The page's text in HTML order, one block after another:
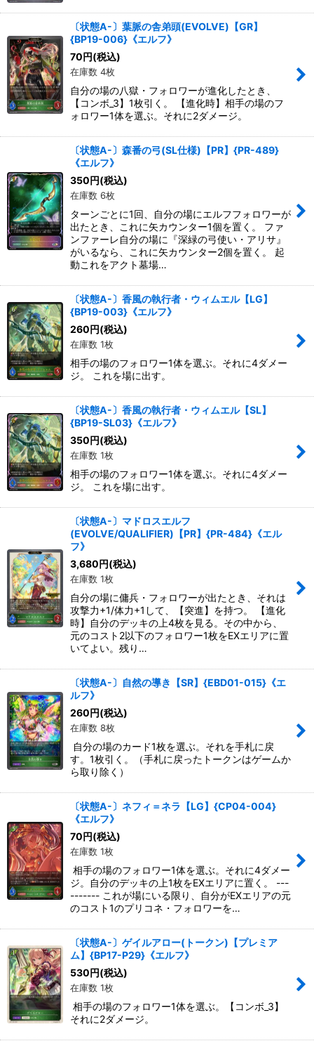
〔状態A-〕葉脈の舎弟頭(EVOLVE)【GR】
{BP19-006}《エルフ》
70円(税込)
在庫数 4枚
自分の場の八獄・フォロワーが進化したとき、
【コンボ_3】1枚引く。 【進化時】相手の場のフ
ォロワー1体を選ぶ。それに2ダメージ。
〔状態A-〕森番の弓(SL仕様)【PR】{PR-489}
《エルフ》
350円(税込)
在庫数 6枚
ターンごとに1回、自分の場にエルフフォロワーが
出たとき、これに矢カウンター1個を置く。 ファ
ンファーレ自分の場に『深緑の弓使い・アリサ』
がいるなら、これに矢カウンター2個を置く。 起
動これをアクト墓場…
〔状態A-〕香風の執行者・ウィムエル【LG】
{BP19-003}《エルフ》
260円(税込)
在庫数 1枚
相手の場のフォロワー1体を選ぶ。それに4ダメー
ジ。 これを場に出す。
〔状態A-〕香風の執行者・ウィムエル【SL】
{BP19-SL03}《エルフ》
350円(税込)
在庫数 1枚
相手の場のフォロワー1体を選ぶ。それに4ダメー
ジ。 これを場に出す。
〔状態A-〕マドロスエルフ
(EVOLVE/QUALIFIER)【PR】{PR-484}《エル
フ》
3,680円(税込)
在庫数 1枚
自分の場に傭兵・フォロワーが出たとき、それは
攻撃力+1/体力+1して、【突進】を持つ。 【進化
時】自分のデッキの上4枚を見る。その中から、
元のコスト2以下のフォロワー1枚をEXエリアに置
いてよい。残り…
〔状態A-〕自然の導き【SR】{EBD01-015}《エ
ルフ》
260円(税込)
在庫数 8枚
自分の場のカード1枚を選ぶ。それを手札に戻
す。1枚引く。（手札に戻ったトークンはゲームか
ら取り除く）
〔状態A-〕ネフィ＝ネラ【LG】{CP04-004}
《エルフ》
70円(税込)
在庫数 1枚
相手の場のフォロワー1体を選ぶ。それに4ダメー
ジ。自分のデッキの上1枚をEXエリアに置く。 ---
------- これが場にいる限り、自分がEXエリアの元
のコスト1のプリコネ・フォロワーを…
〔状態A-〕ゲイルアロー(トークン)【プレミア
ム】{BP17-P29}《エルフ》
530円(税込)
在庫数 1枚
相手の場のフォロワー1体を選ぶ。【コンボ_3】
それに2ダメージ。